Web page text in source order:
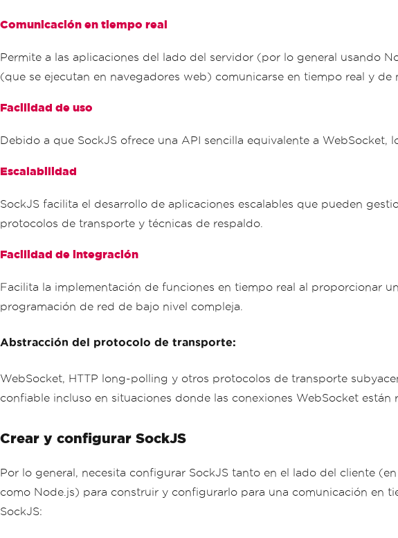
Comunicación en tiempo real
Permite a las aplicaciones del lado del servidor (por lo general usando
(que se ejecutan en navegadores web) comunicarse en tiempo real y de
Facilidad de uso
Debido a que SockJS ofrece una API sencilla equivalente a
Escalabilidad
SockJS facilita el desarrollo de aplicaciones escalables que pueden
protocolos de transporte y técnicas de respaldo.
Facilidad de integración
Facilita la implementación de funciones en tiempo real al proporcionar
programación de red de bajo nivel compleja.
Abstracción del protocolo de transporte:
WebSocket, HTTP long-polling y otros protocolos de transporte
confiable incluso en situaciones donde las conexiones WebSocket están
Crear y configurar SockJS
Por lo general, necesita configurar SockJS tanto en el lado del cliente
como Node.js) para construir y configurarlo para una comunicación en
SockJS: